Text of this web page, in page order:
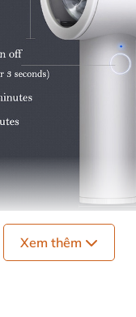
CID AM2002
Xem thêm